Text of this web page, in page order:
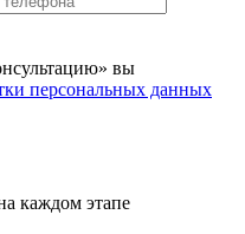
вы
персональных данных
каждом этапе